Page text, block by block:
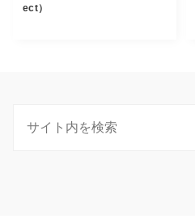
ect）